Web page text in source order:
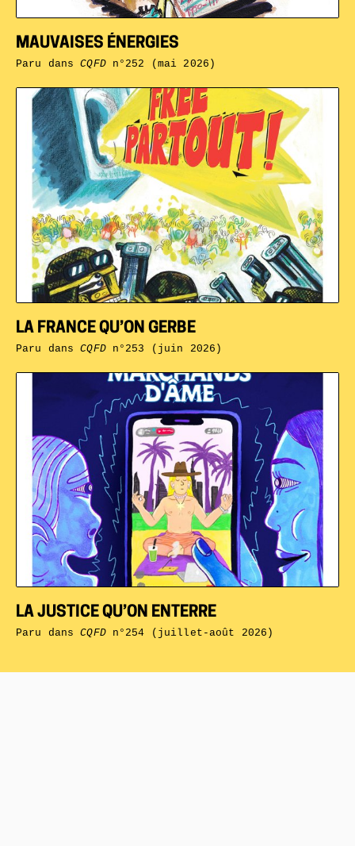
LA JUSTICE QU’ON ENTERRE
Paru dansCQFDn°254 (juillet-août 2026)
LA FRANCE QU’ON GERBE
Paru dansCQFDn°253 (juin 2026)
MAUVAISES ÉNERGIES
Paru dansCQFDn°252 (mai 2026)